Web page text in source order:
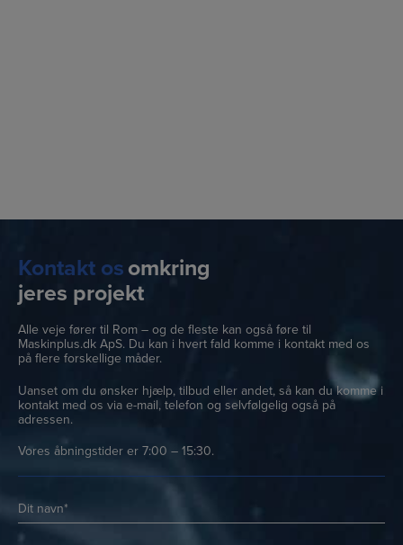
Kontakt osomkring
jeres projekt
Alle veje fører til Rom – og de fleste kan også føre til
Maskinplus.dk ApS. Du kan i hvert fald komme i kontakt med os
på flere forskellige måder.
Uanset om du ønsker hjælp, tilbud eller andet, så kan du komme i
kontakt med os via e-mail, telefon og selvfølgelig også på
adressen.
Vores åbningstider er 7:00 – 15:30.
Navn
*